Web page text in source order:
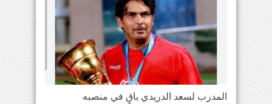
المدرب لسعد الدريدي باقٍ في منصبه